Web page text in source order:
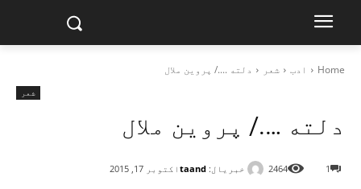
Home ادب شعر دلته ..../ پروین ملال
شعر
دلته …./ پروین ملال
خبریال: taand اکتوبر 17, 2015 1
2464